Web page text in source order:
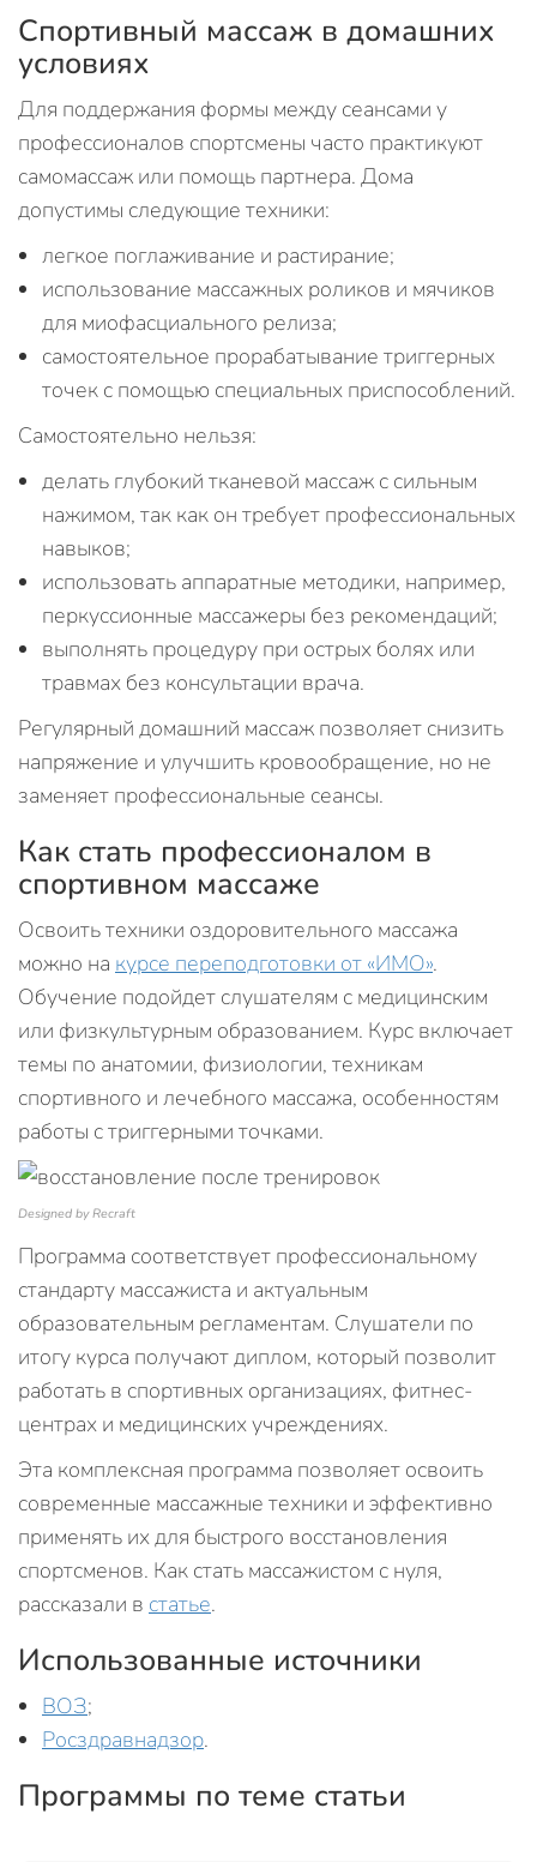
Спортивный массаж в домашних
условиях
Для поддержания формы между сеансами у
профессионалов спортсмены часто практикуют
самомассаж или помощь партнера. Дома
допустимы следующие техники:
легкое поглаживание и растирание;
использование массажных роликов и мячиков
для миофасциального релиза;
самостоятельное прорабатывание триггерных
точек с помощью специальных приспособлений.
Самостоятельно нельзя:
делать глубокий тканевой массаж с сильным
нажимом, так как он требует профессиональных
навыков;
использовать аппаратные методики, например,
перкуссионные массажеры без рекомендаций;
выполнять процедуру при острых болях или
травмах без консультации врача.
Регулярный домашний массаж позволяет снизить
напряжение и улучшить кровообращение, но не
заменяет профессиональные сеансы.
Как стать профессионалом в
спортивном массаже
Освоить техники оздоровительного массажа
можно на курсе переподготовки от «ИМО».
Обучение подойдет слушателям с медицинским
или физкультурным образованием. Курс включает
темы по анатомии, физиологии, техникам
спортивного и лечебного массажа, особенностям
работы с триггерными точками.
Designed by Recraft
Программа соответствует профессиональному
стандарту массажиста и актуальным
образовательным регламентам. Слушатели по
итогу курса получают диплом, который позволит
работать в спортивных организациях, фитнес-
центрах и медицинских учреждениях.
Эта комплексная программа позволяет освоить
современные массажные техники и эффективно
применять их для быстрого восстановления
спортсменов. Как стать массажистом с нуля,
рассказали в статье.
Использованные источники
ВОЗ;
Росздравнадзор.
Программы по теме статьи